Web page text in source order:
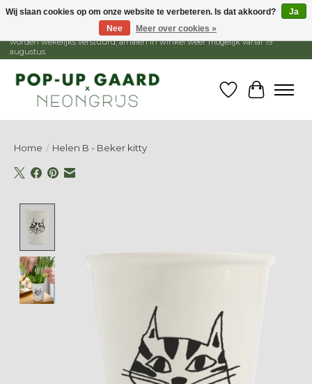
1 - 15 augustus is de winkel gesloten, webshop blijft open. Bestellingen
worden wekelijks verstuurd, afhalen in winkel weer mogelijk vanaf 19
augustus.
Verlanglijst
Home / Helen B - Beker kitty
Wij slaan cookies op om onze website te verbeteren. Is dat akkoord?
Ja
Nee
Meer over cookies »